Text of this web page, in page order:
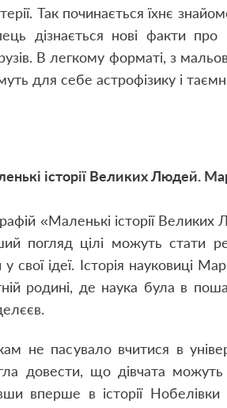
Так починається їхнє
дізнається нові факти
В легкому форматі, з
для себе астрофізику і
історії Великих Людей.
«Маленькі історії
погляд цілі можуть стати
свої ідеї. Історія науковиці
родині, де наука була в
не пасувало вчитися в
довести, що дівчата
вперше в історії